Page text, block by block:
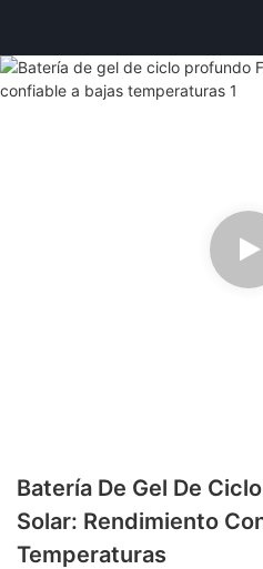
Batería De Gel De
Solar: Rendimiento
Temperaturas